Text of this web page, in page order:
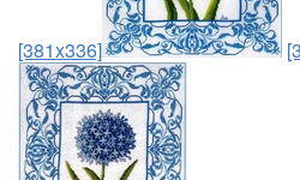
[381x336]